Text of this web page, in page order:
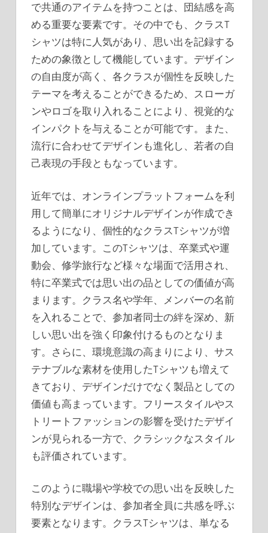
で共通のアイテムを持つことは、団結感を高
める重要な要素です。その中でも、クラスT
シャツは特に人気があり、思い出を記録する
ための象徴として機能しています。デザイン
の自由度が高く、各クラスが個性を反映した
テーマを考えることができるため、スローガ
ンやロゴを取り入れることにより、視覚的な
インパクトを与えることが可能です。また、
流行に合わせてデザインも進化し、若者の自
己表現の手段ともなっています。
近年では、オンラインプラットフォームを利
用して簡単にオリジナルデザインが作成でき
るようになり、個性的なクラスTシャツが増
加しています。このTシャツは、卒業式や運
動会、修学旅行など様々な場面で活用され、
特に卒業式では思い出の品としての価値が高
まります。クラス名や学年、メンバーの名前
を入れることで、参加者同士の絆を深め、新
しい思い出を強く印象付けるものとなりま
す。さらに、環境意識の高まりにより、サス
テナブルな素材を使用したTシャツも増えて
きており、デザインだけでなく製品としての
価値も高まっています。フリースタイルやス
トリートファッションの影響を受けたデザイ
ンが見られる一方で、クラシックなスタイル
も評価されています。
このように職場や学校での思い出を反映した
特別なデザインは、参加者全員に共感を呼ぶ
要素となります。クラスTシャツは、単なる